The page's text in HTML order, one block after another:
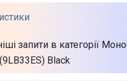
частота процесора
запити в категорії
Black